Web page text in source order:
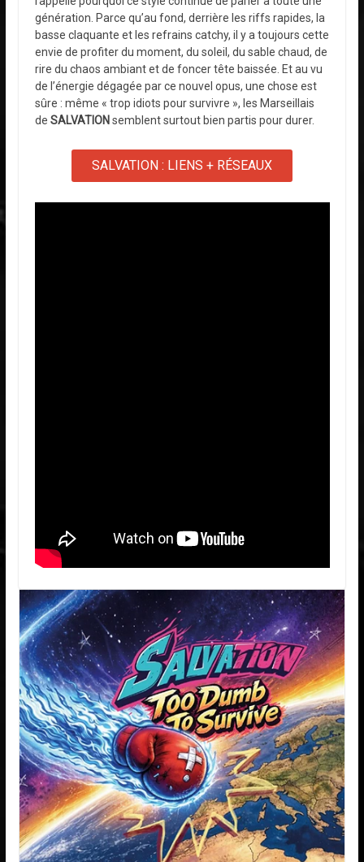
génération. Parce qu’au fond, derrière les riffs rapides, la
basse claquante et les refrains catchy, il y a toujours cette
envie de profiter du moment, du soleil, du sable chaud, de
rire du chaos ambiant et de foncer tête baissée. Et au vu
de l’énergie dégagée par ce nouvel opus, une chose est
sûre : même « trop idiots pour survivre », les Marseillais
de SALVATION semblent surtout bien partis pour durer.
SALVATION : LIENS + RÉSEAUX